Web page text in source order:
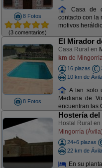
8 Fotos
(3 comentarios)
Casa de
contacto con la
motivos
8 Fotos
El Mirador
Casa Rural en
km de
16 plazas
10 km de Ávila
A tan solo
Mediana de
encuentran las
Hostería del
Hostal Rural en
Mingorría (Ávila)
24+6 plazas
22 km de Ávila
En su